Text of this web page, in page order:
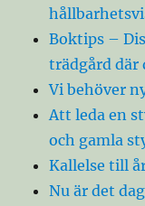
Boktips –
trädgård där
Vi behöver
Att leda en
och gamla
Kallelse till
Nu är det